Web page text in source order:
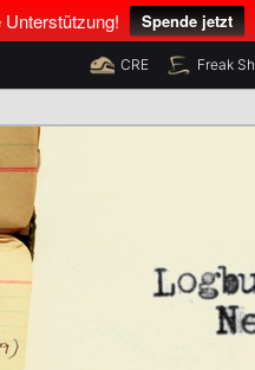
Spende jetzt
CRE Freak